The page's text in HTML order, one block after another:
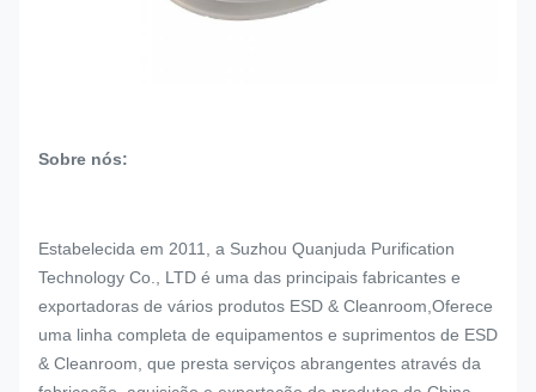
Sobre nós:
Estabelecida em 2011, a Suzhou Quanjuda Purification
Technology Co., LTD é uma das principais fabricantes e
exportadoras de vários produtos ESD & Cleanroom,Oferece
uma linha completa de equipamentos e suprimentos de ESD
& Cleanroom, que presta serviços abrangentes através da